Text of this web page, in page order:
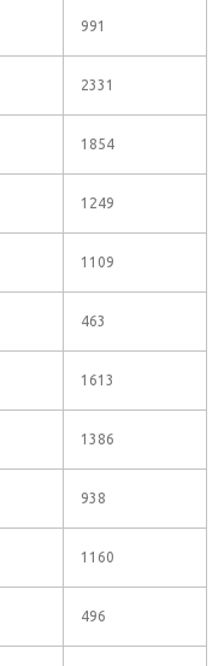
991
2331
1854
1249
1109
463
1613
1386
938
1160
496